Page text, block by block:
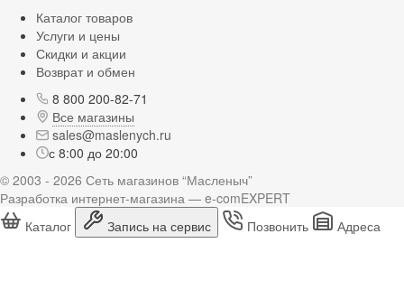
Каталог товаров
Услуги и цены
Скидки и акции
Возврат и обмен
8 800 200-82-71
Все магазины
sales@maslenych.ru
с 8:00 до 20:00
© 2003 - 2026 Сеть магазинов “Масленыч”
Разработка интернет-магазина — e-comEXPERT
Каталог
Запись на сервис Позвонить Адреса